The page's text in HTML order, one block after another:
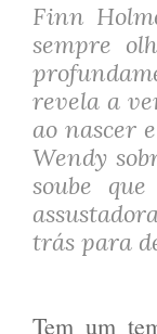
Finn
sempre
revela a
ao nascer
Wendy
soube
trás para
Tem um